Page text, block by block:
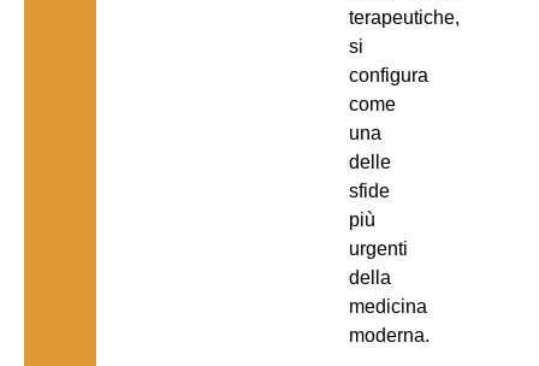
terapeutiche,
si
configura
come
una
delle
sfide
più
urgenti
della
medicina
moderna.